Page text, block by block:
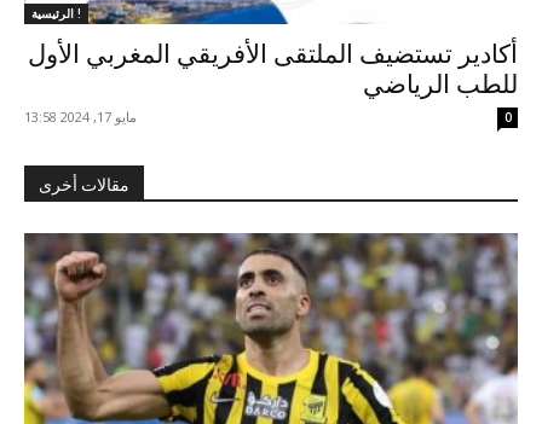
الرئيسية !
أكادير تستضيف الملتقى الأفريقي المغربي الأول
للطب الرياضي
مايو 17, 2024 13:58 0
مقالات أخرى